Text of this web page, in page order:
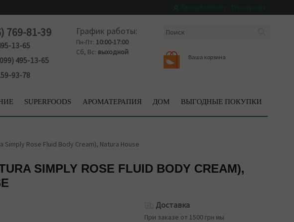
769-81-39
13-65
495-13-65
93-78
График работы:
Пн-Пт: 10:00-17:00
Сб, Вс: выходной
Ваша корзина
SUPERFOODS АРОМАТЕРАПИЯ ДОМ ВЫГОДНЫЕ ПОКУПКИ
Rose Fluid Body Cream), Natura House
SIMPLY ROSE FLUID BODY CREAM),
Доставка
При заказе от 1500 грн мы